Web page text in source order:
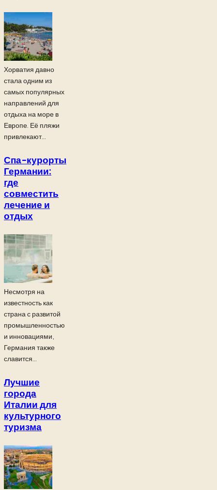
Хорватия давно
стала одним из
самых популярных
направлений для
отдыха на море в
Европе. Её пляжи
привлекают...
Спа-курорты
Германии:
где
совместить
лечение и
отдых
Несмотря на
известность как
страна с развитой
промышленностью
и инновациями,
Германия также
славится...
Лучшие
города
Италии для
культурного
туризма